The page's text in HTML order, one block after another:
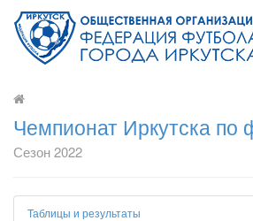
Чемпионат Иркутска по
Сезон 2022
Таблицы и результаты